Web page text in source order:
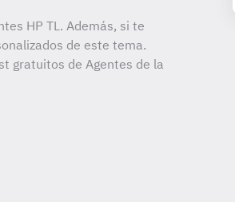
HP TL. Además, si te
de este tema.
gratuitos de Agentes de la